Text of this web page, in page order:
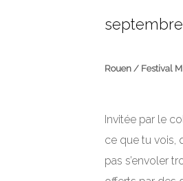
Rouen / Festival
Invitée par le
ce que tu vois,
pas s’envoler